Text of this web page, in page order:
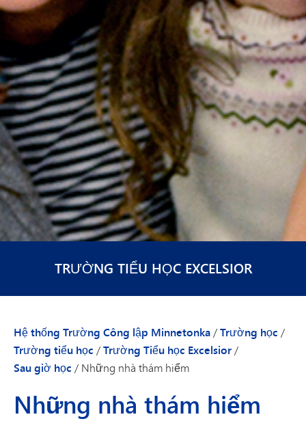
TRƯỜNG TIỂU HỌC EXCELSIOR
Hệ thống Trường Công lập Minnetonka/Trường học /
Trường tiểu học /Trường Tiểu học Excelsior/
Sau giờ học / Những nhà thám hiểm
Những nhà thám hiểm